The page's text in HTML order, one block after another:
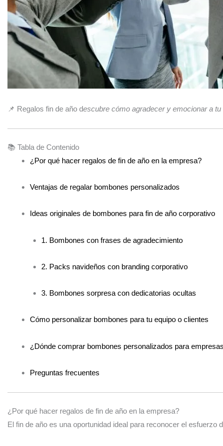
📌 Regalos fin de año descubre cómo agradecer y emocionar a
📚 Tabla de Contenido
¿Por qué hacer regalos de fin de año en la empresa?
Ventajas de regalar bombones personalizados
Ideas originales de bombones para fin de año corporativo
1. Bombones con frases de agradecimiento
2. Packs navideños con branding corporativo
3. Bombones sorpresa con dedicatorias ocultas
Cómo personalizar bombones para tu equipo o clientes
¿Dónde comprar bombones personalizados para
Preguntas frecuentes
¿Por qué hacer regalos de fin de año en la empresa?
El fin de año es una oportunidad ideal para reconocer el